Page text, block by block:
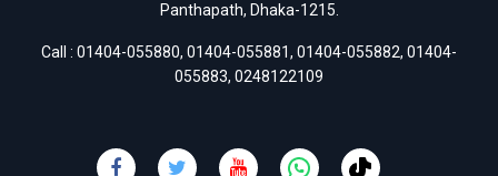
Panthapath, Dhaka-1215.
Call : 01404-055880, 01404-055881, 01404-055882, 01404-
055883, 0248122109